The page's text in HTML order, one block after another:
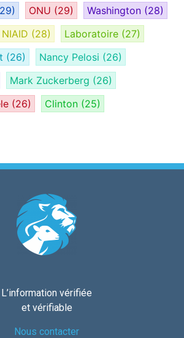
ONU (29) Washington (28)
NIAID (28) Laboratoire (27)
(26) Nancy Pelosi (26)
Mark Zuckerberg (26)
(26) Clinton (25)
L’information vérifiée
et vérifiable
Nous contacter